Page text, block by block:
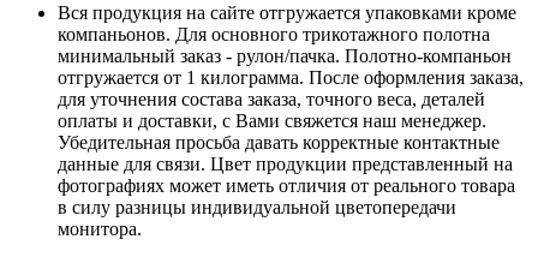
Вся продукция на сайте отгружается упаковками кроме
компаньонов. Для основного трикотажного полотна
минимальный заказ - рулон/пачка. Полотно-компаньон
отгружается от 1 килограмма. После оформления заказа,
для уточнения состава заказа, точного веса, деталей
оплаты и доставки, с Вами свяжется наш менеджер.
Убедительная просьба давать корректные контактные
данные для связи. Цвет продукции представленный на
фотографиях может иметь отличия от реального товара
в силу разницы индивидуальной цветопередачи
монитора.